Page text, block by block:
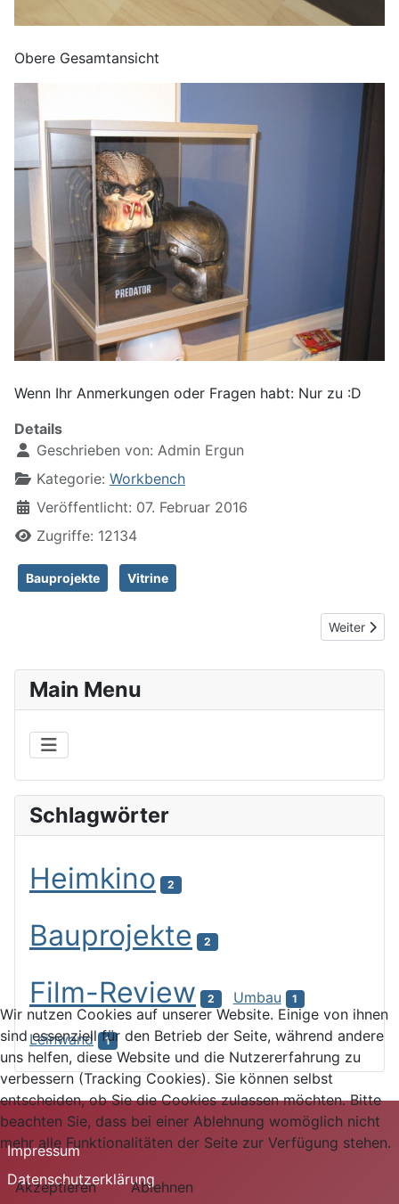
Obere Gesamtansicht
Wenn Ihr Anmerkungen oder Fragen habt: Nur zu :D
Details
Geschrieben von: Admin Ergun
Kategorie: Workbench
Veröffentlicht: 07. Februar 2016
Zugriffe: 12134
Bauprojekte Vitrine
Nächster
Weiter
Main Menu
Schlagwörter
Heimkino 2
Bauprojekte 2
Film-Review 2 Umbau 1
Leinwand 1
Impressum
Datenschutzerklärung
Wir nutzen Cookies auf unserer Website. Einige von ihnen
sind essenziell für den Betrieb der Seite, während andere
uns helfen, diese Website und die Nutzererfahrung zu
verbessern (Tracking Cookies). Sie können selbst
entscheiden, ob Sie die Cookies zulassen möchten. Bitte
beachten Sie, dass bei einer Ablehnung womöglich nicht
mehr alle Funktionalitäten der Seite zur Verfügung stehen.
Akzeptieren Ablehnen